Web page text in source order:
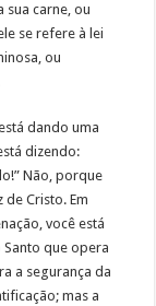
sua carne, ou
se refere à lei
ou
dando uma
dizendo:
Não, porque
Cristo. Em
você está
que opera
a segurança da
mas a